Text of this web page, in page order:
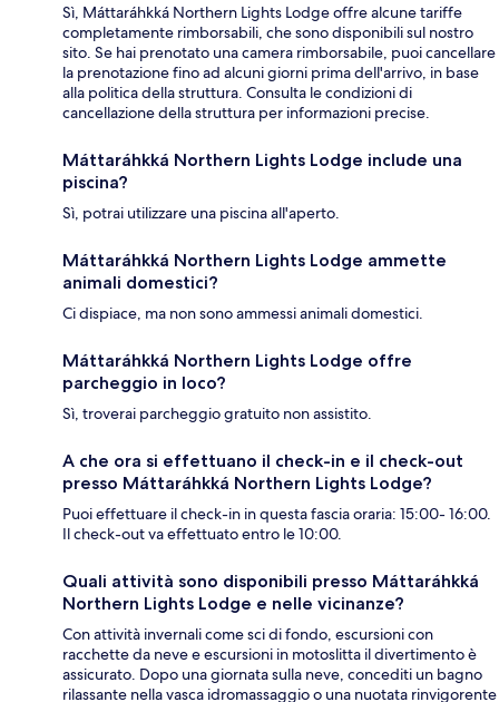
Sì, Máttaráhkká Northern Lights Lodge offre alcune tariffe
completamente rimborsabili, che sono disponibili sul nostro
sito. Se hai prenotato una camera rimborsabile, puoi cancellare
la prenotazione fino ad alcuni giorni prima dell'arrivo, in base
alla politica della struttura. Consulta le condizioni di
cancellazione della struttura per informazioni precise.
Máttaráhkká Northern Lights Lodge include una
piscina?
Sì, potrai utilizzare una piscina all'aperto.
Máttaráhkká Northern Lights Lodge ammette
animali domestici?
Ci dispiace, ma non sono ammessi animali domestici.
Máttaráhkká Northern Lights Lodge offre
parcheggio in loco?
Sì, troverai parcheggio gratuito non assistito.
A che ora si effettuano il check-in e il check-out
presso Máttaráhkká Northern Lights Lodge?
Puoi effettuare il check-in in questa fascia oraria: 15:00- 16:00.
Il check-out va effettuato entro le 10:00.
Quali attività sono disponibili presso Máttaráhkká
Northern Lights Lodge e nelle vicinanze?
Con attività invernali come sci di fondo, escursioni con
racchette da neve e escursioni in motoslitta il divertimento è
assicurato. Dopo una giornata sulla neve, concediti un bagno
rilassante nella vasca idromassaggio o una nuotata rinvigorente